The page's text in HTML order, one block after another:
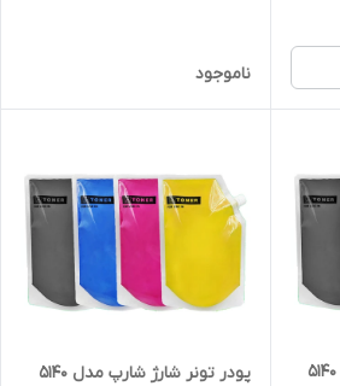
ناموجود
پودر تونر شارژ شارپ مدل ۵۱۴۰
پودر تونر شارژ شارپ مدل ۵۱۴۰